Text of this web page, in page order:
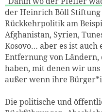
der Heinrich Böll
Rückkehrpolitik am
Afghanistan, Syrien,
Kosovo… aber es ist auch
Entfernung von
haben, mit denen wir
außer wenn ihre
Die politische und